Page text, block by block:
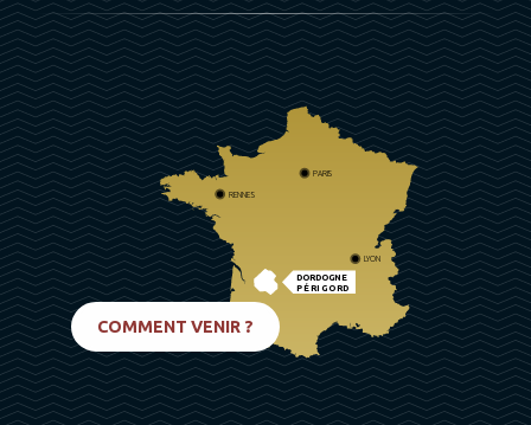
DORDOGNE
PÉRIGORD
PARIS
RENNES
LYON
COMMENT VENIR ?